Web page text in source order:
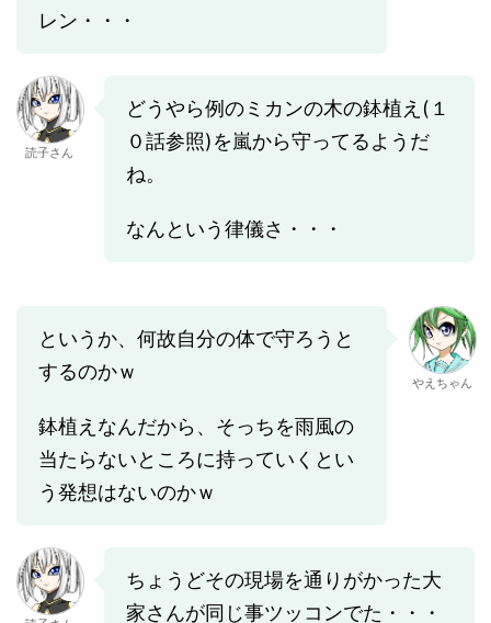
レン・・・
読子さん
どうやら例のミカンの木の鉢植え(１
０話参照)を嵐から守ってるようだ
ね。
なんという律儀さ・・・
というか、何故自分の体で守ろうと
するのかｗ
鉢植えなんだから、そっちを雨風の
当たらないところに持っていくとい
う発想はないのかｗ
やえちゃん
ちょうどその現場を通りがかった大
家さんが同じ事ツッコンでた・・・